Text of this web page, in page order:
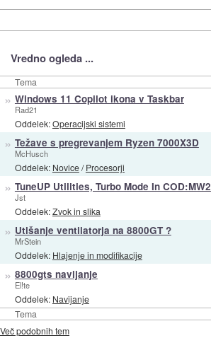
Vredno ogleda ...
Tema
Tema
» Windows 11 Copilot ikona v Taskbar
Rad21
Oddelek:Operacijski sistemi
» Težave s pregrevanjem Ryzen 7000X3D
McHusch
Oddelek: Novice/Procesorji
» TuneUP Utilities, Turbo Mode In COD:MW2
Jst
Oddelek:Zvok in slika
» Utišanje ventilatorja na 8800GT ?
MrStein
Oddelek: Hlajenje in modifikacije
» 8800gts navijanje
El!te
Oddelek: Navijanje
Več podobnih tem